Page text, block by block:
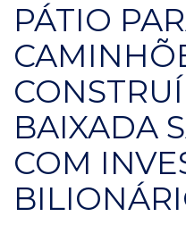
PÁTIO
BAIXADA
COM